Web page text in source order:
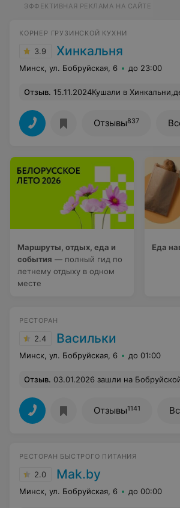
ЭФФЕКТИВНАЯ РЕКЛАМА НА САЙТЕ
КОРНЕР ГРУЗИНСКОЙ КУХНИ
3.9 Хинкальня
Минск, ул. Бобруйская, 6 до 23:00
Отзыв. 15.11.2024Кушали в Хинкальни,детям которым мы заказали 10 сетов,очень понравилось. Но больше всего, меня поразила девушка, которая была на кассе,мы сами из Москвы,
Отзывы837
Маршруты, отдых, еда и
события — полный гид по
летнему отдыху в одном
месте
Еда
РЕСТОРАН
2.4 Васильки
Минск, ул. Бобруйская, 6 до 01:00
Отзыв. 03.01.2026 зашли на Бобруйской в Ресторан Васильки,заказали блюдо,я и моя одногруппница- драники и гуляш с говядиной. Результат и у меня и у одногруппницы- рвота и диарея. Можем предположить,что с говядиной
Отзывы1141
РЕСТОРАН БЫСТРОГО ПИТАНИЯ
2.0 Mak.by
Минск, ул. Бобруйская, 6 до 00:00